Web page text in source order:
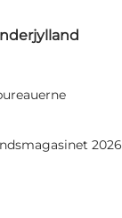
2026